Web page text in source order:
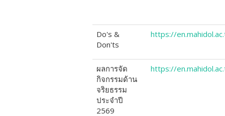
Do's &
Don'ts
https://
ผลการจัด
กิจกรรมด้าน
จริยธรรม
ประจำปี
2569
https://